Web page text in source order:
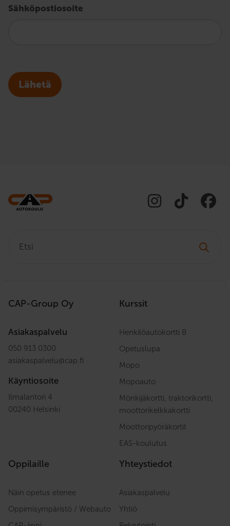
Sähköpostiosoite
Lähetä
CAP-Group Oy
Asiakaspalvelu
050 913 0300
asiakaspalvelu@cap.fi
Käyntiosoite
Ilmalantori 4
00240 Helsinki
Kurssit
Henkilöautokortti B
Opetuslupa
Mopo
Mopoauto
Mönkijäkortti, traktorikortti,
moottorikelkkakortti
Moottoripyöräkortit
EAS-koulutus
Oppilaille
Näin opetus etenee
Oppimisympäristö / Webauto
Yhteystiedot
Asiakaspalvelu
Yhtiö